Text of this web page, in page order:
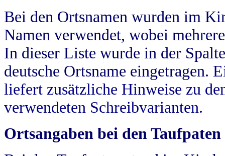
Bei den Ortsnamen wurden im
Namen verwendet, wobei
In dieser Liste wurde in der
deutsche Ortsname eingetragen.
liefert zusätzliche Hinweise zu
verwendeten Schreibvarianten.
Ortsangaben bei den Taufpaten